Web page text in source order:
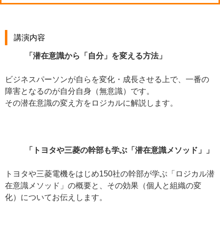
講演内容
「潜在意識から「自分」を変える方法」
ビジネスパーソンが自らを変化・成長させる上で、一番の
障害となるのが自分自身（無意識）です。
その潜在意識の変え方をロジカルに解説します。
「トヨタや三菱の幹部も学ぶ「潜在意識メソッド」」
トヨタや三菱電機をはじめ150社の幹部が学ぶ「ロジカル潜
在意識メソッド」の概要と、その効果（個人と組織の変
化）についてお伝えします。